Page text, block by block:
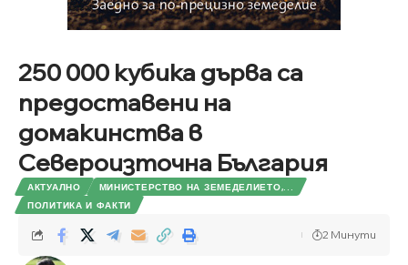
250 000 кубика дърва са
предоставени на
домакинства в
Североизточна България
АКТУАЛНО
МИНИСТЕРСТВО НА ЗЕМЕДЕЛИЕТО,...
ПОЛИТИКА И ФАКТИ
2 Минути